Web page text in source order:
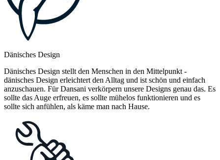
Dänisches Design
Dänisches Design stellt den Menschen in den Mittelpunkt -
dänisches Design erleichtert den Alltag und ist schön und einfach
anzuschauen. Für Dansani verkörpern unsere Designs genau das. Es
sollte das Auge erfreuen, es sollte mühelos funktionieren und es
sollte sich anfühlen, als käme man nach Hause.